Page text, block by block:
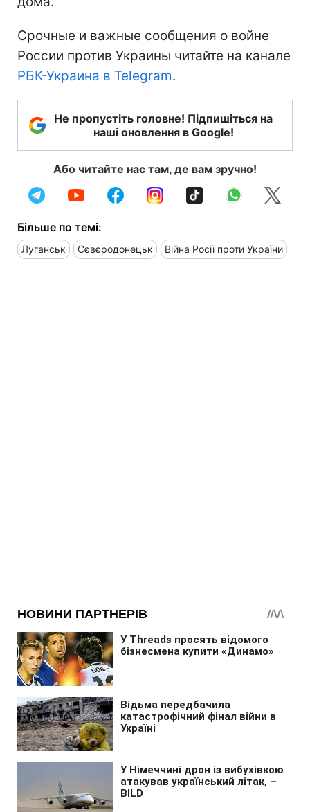
Срочные и важные сообщения о войне
России против Украины читайте на канале
РБК-Украина в Telegram.
Не пропустіть головне! Підпишіться на
наші оновлення в Google!
Або читайте нас там, де вам зручно!
Більше по темі:
Луганськ Сєвєродонецьк Війна Росії проти України